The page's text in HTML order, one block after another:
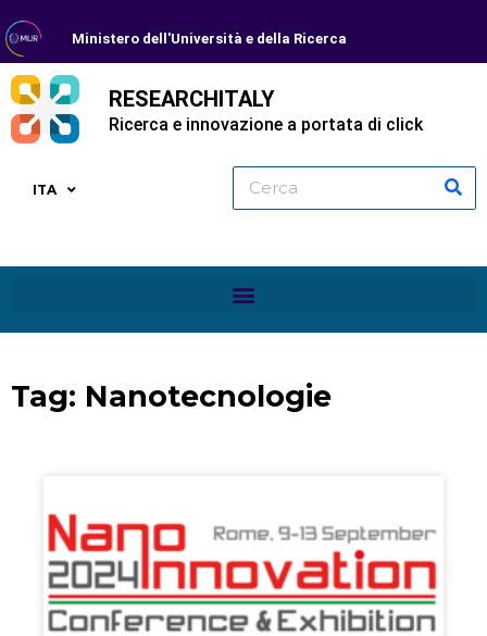
Ministero dell'Università e della Ricerca
RESEARCHITALY
Ricerca e innovazione a portata di click
ITA
Tag: Nanotecnologie